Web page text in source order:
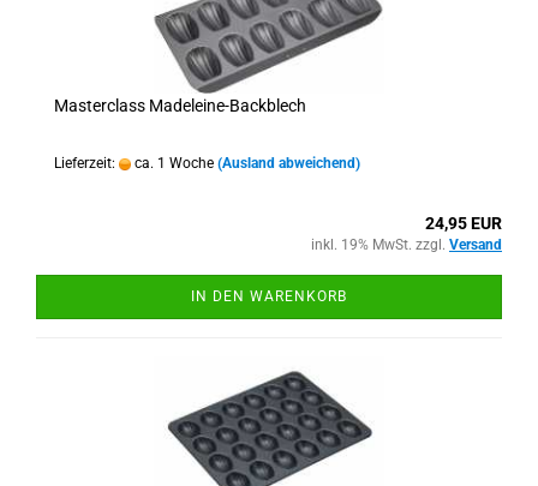
Masterclass Madeleine-Backblech
Lieferzeit: ca. 1 Woche (Ausland abweichend)
24,95 EUR
inkl. 19% MwSt. zzgl. Versand
IN DEN WARENKORB